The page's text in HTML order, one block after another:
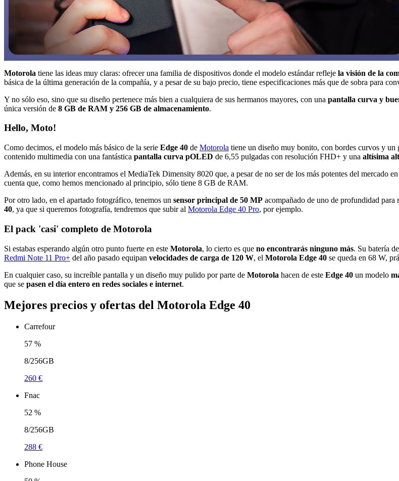
Motorola tiene las ideas muy claras: ofrecer una familia de dispositivos donde el modelo estándar refleje la visión de la
básica de la última generación de la compañía, y a pesar de su bajo precio, tiene especificaciones más que de sobra para
Y no sólo eso, sino que su diseño pertenece más bien a cualquiera de sus hermanos mayores, con una pantalla curva y
única versión de 8 GB de RAM y 256 GB de almacenamiento.
Hello, Moto!
Como decimos, el modelo más básico de la serie Edge 40 de Motorola tiene un diseño muy bonito, con bordes curvos y
contenido multimedia con una fantástica pantalla curva pOLED de 6,55 pulgadas con resolución FHD+ y una altísima
Además, en su interior encontramos el MediaTek Dimensity 8020 que, a pesar de no ser de los más potentes del mercado
cuenta que, como hemos mencionado al principio, sólo tiene 8 GB de RAM.
Por otro lado, en el apartado fotográfico, tenemos un sensor principal de 50 MP acompañado de uno de profundidad para
40, ya que si queremos fotografía, tendremos que subir al Motorola Edge 40 Pro, por ejemplo.
El pack 'casi' completo de Motorola
Si estabas esperando algún otro punto fuerte en este Motorola, lo cierto es que no encontrarás ninguno más. Su batería
Redmi Note 11 Pro+ del año pasado equipan velocidades de carga de 120 W, el Motorola Edge 40 se queda en 68 W,
En cualquier caso, su increíble pantalla y un diseño muy pulido por parte de Motorola hacen de este Edge 40 un modelo
que se pasen el día entero en redes sociales e internet.
Mejores precios y ofertas del Motorola Edge 40
Carrefour
57 %
8/256GB
260 €
Fnac
52 %
8/256GB
288 €
Phone House